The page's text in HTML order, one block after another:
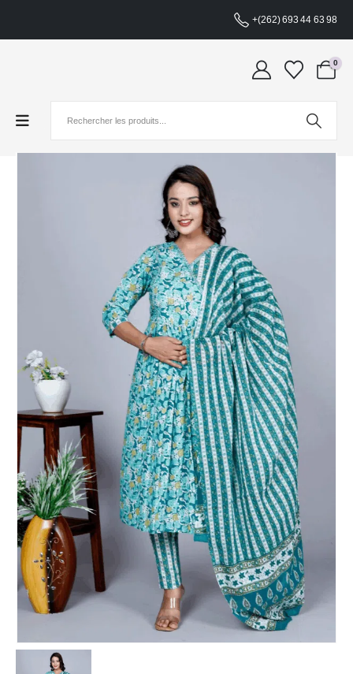
+(262) 693 44 63 98
0